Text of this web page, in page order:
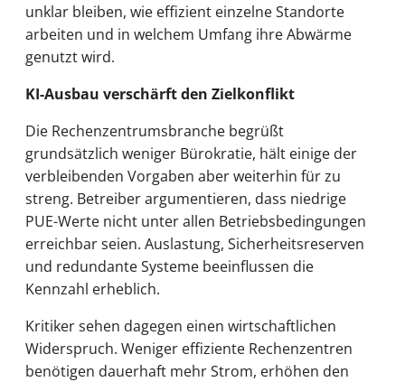
unklar bleiben, wie effizient einzelne Standorte
arbeiten und in welchem Umfang ihre Abwärme
genutzt wird.
KI-Ausbau verschärft den Zielkonflikt
Die Rechenzentrumsbranche begrüßt
grundsätzlich weniger Bürokratie, hält einige der
verbleibenden Vorgaben aber weiterhin für zu
streng. Betreiber argumentieren, dass niedrige
PUE-Werte nicht unter allen Betriebsbedingungen
erreichbar seien. Auslastung, Sicherheitsreserven
und redundante Systeme beeinflussen die
Kennzahl erheblich.
Kritiker sehen dagegen einen wirtschaftlichen
Widerspruch. Weniger effiziente Rechenzentren
benötigen dauerhaft mehr Strom, erhöhen den